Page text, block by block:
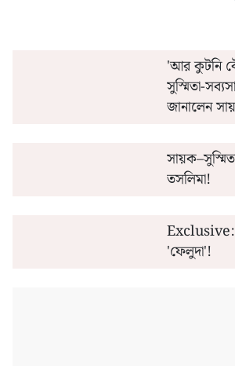
'আর কুটনি
সুস্মিতা-
জানালেন
তসলিমা!
Exclusive:
'ফেলুদা'!